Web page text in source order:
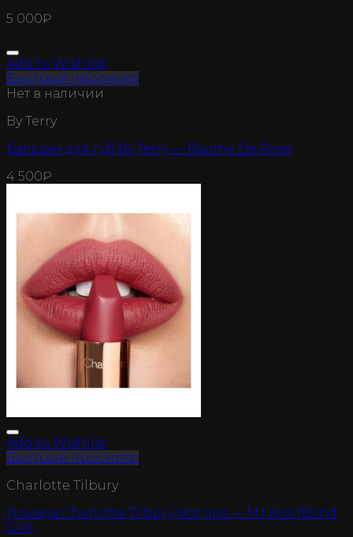
5 000₽
Add to Wishlist
Быстрый просмотр
Нет в наличии
By Terry
Бальзам для губ By Terry — Baume De Rose
4 500₽
Add to Wishlist
Быстрый просмотр
Charlotte Tilbury
Помада Charlotte Tilbury Hot lips — M.I Kiss (Bond
Girl)